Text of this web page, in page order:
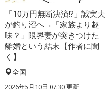
「10万円無断決済!?」誠実夫
が釣り沼へ→「家族より趣
味？」限界妻が突きつけた
離婚という結末【作者に聞
く】
全国
2026年5月10日 07:30 更新